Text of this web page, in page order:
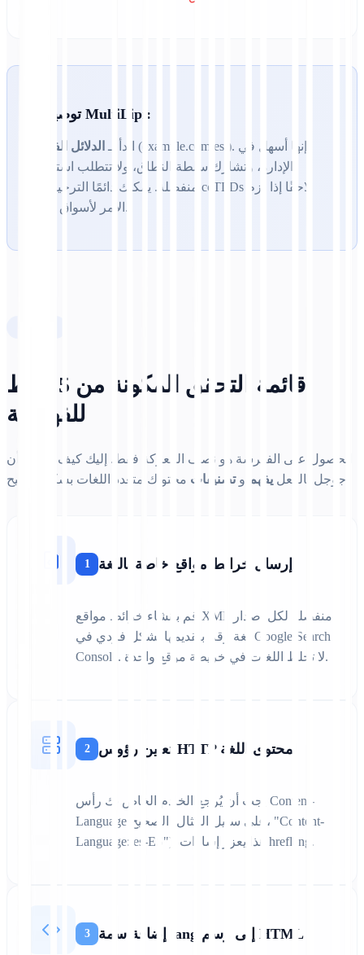
💡 توصية MultiLipi:
ابدأ بـ الدلائل الفرعية
(example.com/es/). إنها أسهل في
الإدارة، وتشارك سلطة النطاق، ولا تتطلب استضافة
منفصلة. يمكنك دائمًا الترحيل إلى ccTLDs لاحقًا إذا لزم
الأمر لأسواق معينة.
قائمة التحقق المكونة من 5 نقاط
للفهرسة
الحصول على الفهرسة هو نصف المعركة فقط. إليك كيف تضمن أن
جوجل بالفعل يفهم وتصنيفات
1 إرسال خرائط مواقع خاصة باللغة
قم بإنشاء خرائط مواقع XML منفصلة لكل إصدار
لغة وقم بتقديمها بشكل فردي في Google Search
Console. لا تخلط اللغات في خريطة موقع واحدة.
2 تعيين رؤوس HTTP لمحتوى اللغة
يجب أن يُرجع الخادم الخاص بك رأس Content-
Language الصحيح (على سبيل المثال، "Content-
Language: es-ES"). هذا يعزز إشارات hreflang.
3 إضافة سمة lang إلى وسم HTML